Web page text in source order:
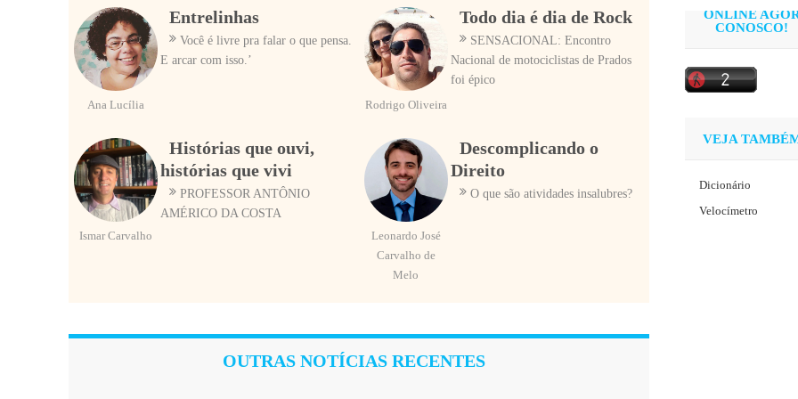
Ana Lucília
Entrelinhas
Você é livre pra falar o que pensa.
E arcar com isso.’
Rodrigo Oliveira
Todo dia é dia de Rock
SENSACIONAL: Encontro
Nacional de motociclistas de Prados
foi épico
Ismar Carvalho
Histórias que ouvi,
histórias que vivi
PROFESSOR ANTÔNIO
AMÉRICO DA COSTA
Leonardo José
Carvalho de
Melo
Descomplicando o
Direito
O que são atividades insalubres?
OUTRAS NOTÍCIAS RECENTES
ONLINE
CONOSCO!
VEJA
Dicionário
Velocímetro